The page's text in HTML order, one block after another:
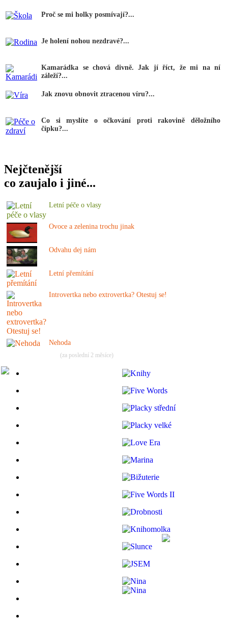
Proč se mi holky posmívají?...
Je holení nohou nezdravé?...
Kamarádka se chová divně. Jak jí říct, že mi na ní
záleží?...
Jak znovu obnovit ztracenou víru?...
Co si myslíte o očkování proti rakovině děložního
čípku?...
Nejčtenější
co zaujalo i jiné...
Letní péče o vlasy
Ovoce a zelenina trochu jinak
Odvahu dej nám
Letní přemítání
Introvertka nebo extrovertka? Otestuj se!
Nehoda
(za poslední 2 měsíce)